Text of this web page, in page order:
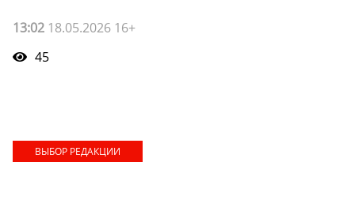
13:02 18.05.2026 16+
45
ВЫБОР РЕДАКЦИИ